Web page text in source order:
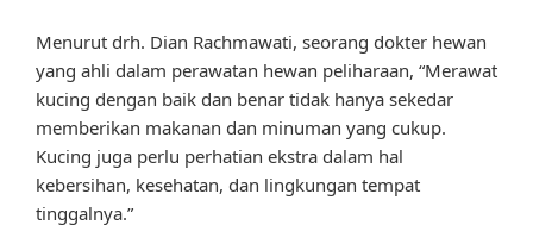
Menurut drh. Dian Rachmawati, seorang dokter hewan
yang ahli dalam perawatan hewan peliharaan, “Merawat
kucing dengan baik dan benar tidak hanya sekedar
memberikan makanan dan minuman yang cukup.
Kucing juga perlu perhatian ekstra dalam hal
kebersihan, kesehatan, dan lingkungan tempat
tinggalnya.”